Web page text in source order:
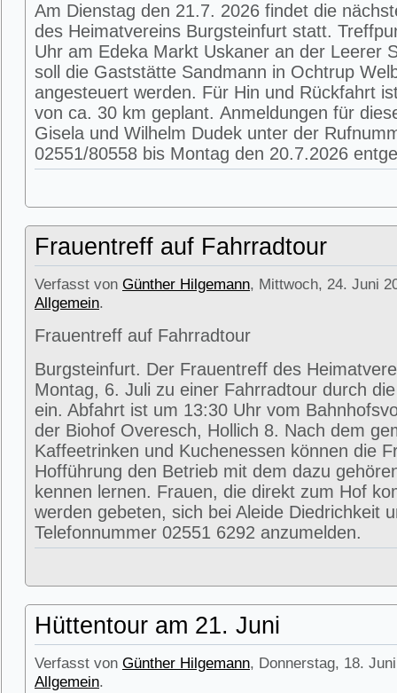
Am Dienstag den 21.7. 2026 findet die
des Heimatvereins Burgsteinfurt statt.
Uhr am Edeka Markt Uskaner an der Leerer
soll die Gaststätte Sandmann in Ochtrup
angesteuert werden. Für Hin und Rückfahrt
von ca. 30 km geplant. Anmeldungen für
Gisela und Wilhelm Dudek unter der
02551/80558 bis Montag den 20.7.2026
Frauentreff auf Fahrradtour
Verfasst von Günther Hilgemann, Mittwoch, 24. Juni
Allgemein.
Frauentreff auf Fahrradtour
Burgsteinfurt. Der Frauentreff des
Montag, 6. Juli zu einer Fahrradtour durch
ein. Abfahrt ist um 13:30 Uhr vom
der Biohof Overesch, Hollich 8. Nach dem
Kaffeetrinken und Kuchenessen können die
Hofführung den Betrieb mit dem dazu
kennen lernen. Frauen, die direkt zum Hof
werden gebeten, sich bei Aleide Diedrichkeit
Telefonnummer 02551 6292 anzumelden.
Hüttentour am 21. Juni
Verfasst von Günther Hilgemann, Donnerstag, 18.
Allgemein.